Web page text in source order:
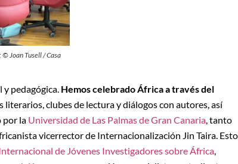
Joan Tusell / Casa
pedagógica. Hemos celebrado África a través del
literarios, clubes de lectura y diálogos con autores, así
por la Universidad de Las Palmas de Gran Canaria, tanto
vicerrector de Internacionalización Jin Taira.
de Jóvenes Investigadores sobre África,